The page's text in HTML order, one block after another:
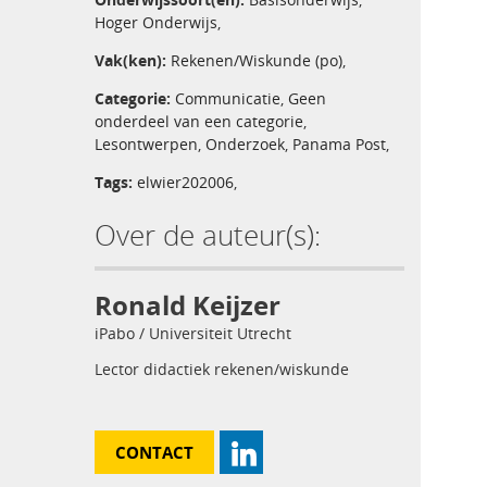
Hoger Onderwijs,
Vak(ken): Rekenen/Wiskunde (po),
Categorie: Communicatie, Geen
onderdeel van een categorie,
Lesontwerpen, Onderzoek, Panama Post,
Tags: elwier202006,
Over de auteur(s):
Ronald Keijzer
iPabo / Universiteit Utrecht
Lector didactiek rekenen/wiskunde
CONTACT